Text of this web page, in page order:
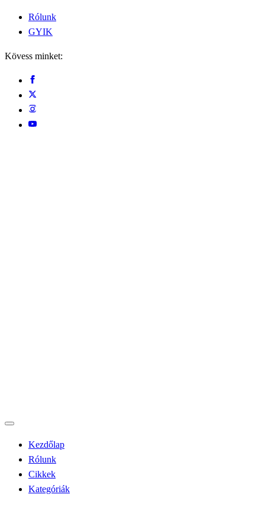
Rólunk
GYIK
Kövess minket:
Kezdőlap
Rólunk
Cikkek
Kategóriák